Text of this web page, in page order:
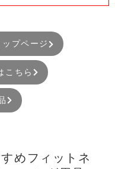
プページ
こちら
めフィットネ